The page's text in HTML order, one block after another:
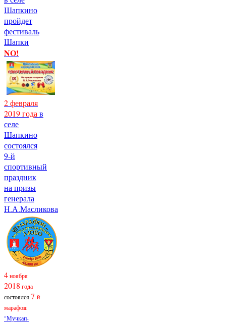
Шапкино
пройдет
фестиваль
Шапки
NO!
2 февраля
2019 годав
селе
Шапкино
состоялся
9-й
спортивный
праздник
на призы
генерала
Н.А.Масликова
4ноября
2018 года
состоялся7-й
марафон
"Мучкап-